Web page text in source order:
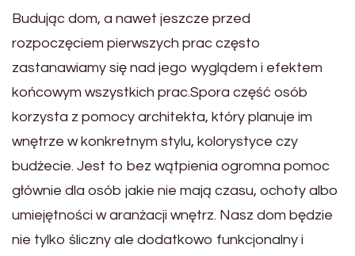
Budując dom, a nawet jeszcze przed
rozpoczęciem pierwszych prac często
zastanawiamy się nad jego wyglądem i efektem
końcowym wszystkich prac.Spora część osób
korzysta z pomocy architekta, który planuje im
wnętrze w konkretnym stylu, kolorystyce czy
budżecie. Jest to bez wątpienia ogromna pomoc
głównie dla osób jakie nie mają czasu, ochoty albo
umiejętności w aranżacji wnętrz. Nasz dom będzie
nie tylko śliczny ale dodatkowo funkcjonalny i